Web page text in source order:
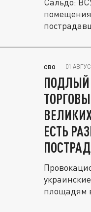
помещения
СВО 01
ПОДЛЫЙ
ЕСТЬ
площадям